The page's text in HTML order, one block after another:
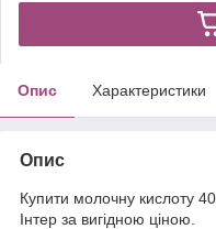
Опис Характеристики
Опис
Купити молочну кислоту
Інтер за вигідною ціною.